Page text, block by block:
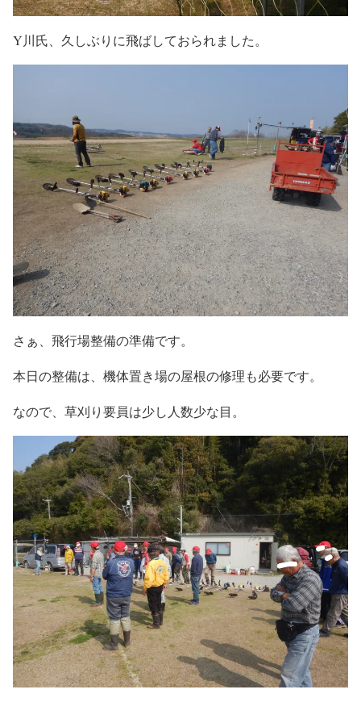
Y川氏、久しぶりに飛ばしておられました。
さぁ、飛行場整備の準備です。
本日の整備は、機体置き場の屋根の修理も必要です。
なので、草刈り要員は少し人数少な目。